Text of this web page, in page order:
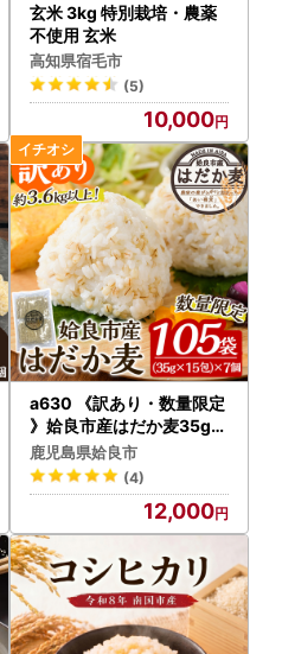
玄米 3kg 特別栽培・農薬
不使用 玄米
高知県宿毛市
(5)
10,000
a630 《訳あり・数量限定
》姶良市産はだか麦35g×
105袋(合計約3.6kg超え)
【竹之内穀類産業】
鹿児島県姶良市
(4)
12,000